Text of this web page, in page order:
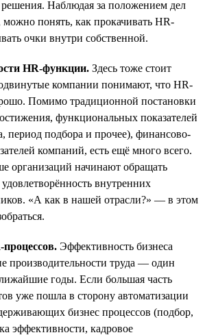
решения. Наблюдая за положением дел
понять, как прокачивать HR-
очки внутри собственной.
HR-функции. Здесь тоже стоит
компании понимают, что HR-
Помимо традиционной постановки
функциональных показателей
период подбора и прочее), финансово-
компаний, есть ещё много всего.
организаций начинают обращать
внутренних
«А как в нашей отрасли?» — в этом
Эффективность бизнеса
производительности труда — один
годы. Если большая часть
уже пошла в сторону автоматизации
бизнес процессов (подбор,
эффективности, кадровое